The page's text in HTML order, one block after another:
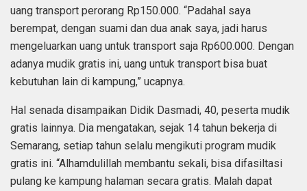
uang transport perorang Rp150.000. “Padahal saya
berempat, dengan suami dan dua anak saya, jadi harus
mengeluarkan uang untuk transport saja Rp600.000. Dengan
adanya mudik gratis ini, uang untuk transport bisa buat
kebutuhan lain di kampung,” ucapnya.
Hal senada disampaikan Didik Dasmadi, 40, peserta mudik
gratis lainnya. Dia mengatakan, sejak 14 tahun bekerja di
Semarang, setiap tahun selalu mengikuti program mudik
gratis ini. “Alhamdulillah membantu sekali, bisa difasiltasi
pulang ke kampung halaman secara gratis. Malah dapat